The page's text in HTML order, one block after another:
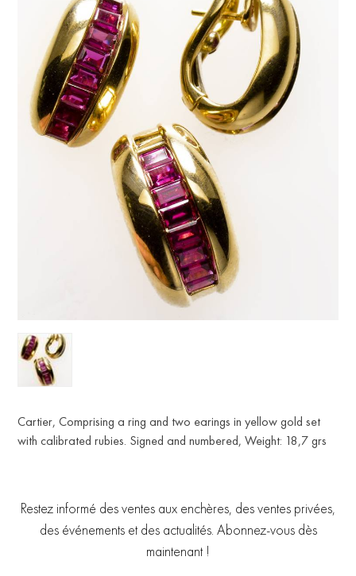
Cartier, Comprising a ring and two earings in yellow gold set
with calibrated rubies. Signed and numbered, Weight: 18,7 grs
Restez informé des ventes aux enchères, des ventes privées,
des événements et des actualités. Abonnez-vous dès
maintenant !